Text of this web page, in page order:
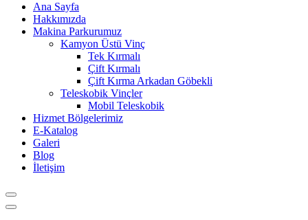
Ana Sayfa
Hakkımızda
Makina Parkurumuz
Kamyon Üstü Vinç
Tek Kırmalı
Çift Kırmalı
Çift Kırma Arkadan Göbekli
Teleskobik Vinçler
Mobil Teleskobik
Hizmet Bölgelerimiz
E-Katalog
Galeri
Blog
İletişim